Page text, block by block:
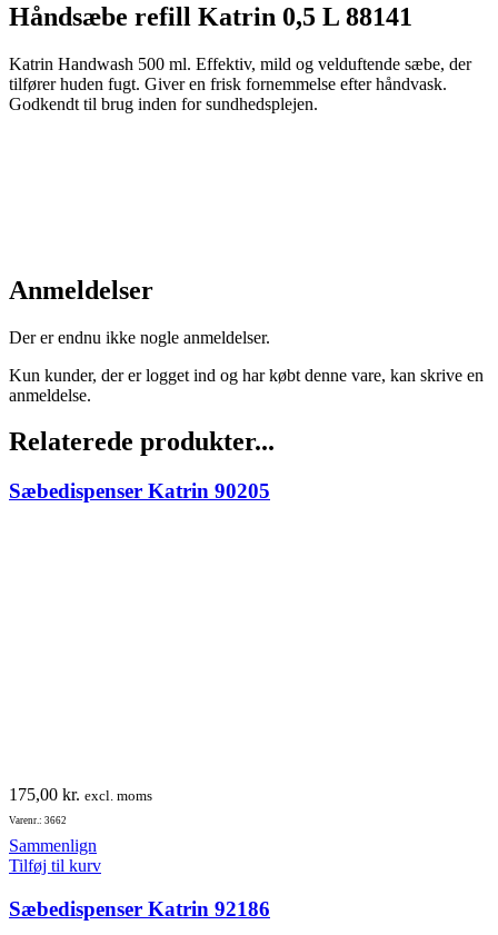
Håndsæbe refill Katrin 0,5 L 88141
Katrin Handwash 500 ml. Effektiv, mild og velduftende sæbe, der
tilfører huden fugt. Giver en frisk fornemmelse efter håndvask.
Godkendt til brug inden for sundhedsplejen.
Anmeldelser
Der er endnu ikke nogle anmeldelser.
Kun kunder, der er logget ind og har købt denne vare, kan skrive en
anmeldelse.
Relaterede produkter...
Sæbedispenser Katrin 90205
175,00 kr. excl. moms
Varenr.: 3662
Sammenlign
Tilføj til kurv
Sæbedispenser Katrin 92186